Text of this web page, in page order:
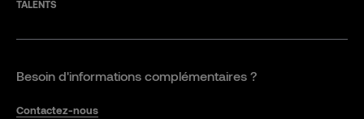
TALENTS
Besoin d'informations complémentaires ?
Contactez-nous